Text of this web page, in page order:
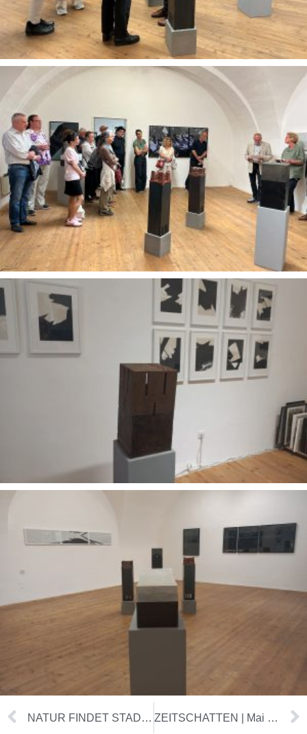
NATUR FINDET STADT | April 2026 ZEITSCHATTEN | Mai 2026